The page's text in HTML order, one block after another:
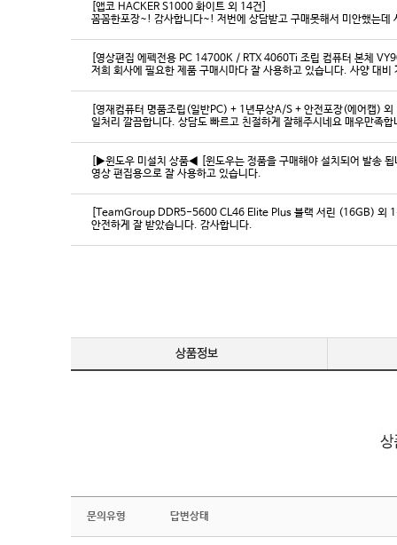
[앱코 HACKER S1000 화이트 외 14건]
꼼꼼한포장~! 감사합니다~! 저번에 상담받고 구매못해서 미안했는
[영상편집 에펙전용 PC 14700K / RTX 4060Ti 조립 컴퓨터 본체
[영재컴퓨터 명품조립(일반PC) + 1년무상A/S + 안전포장(에어캡)
일처리 깔끔합니다. 상담도 빠르고 친절하게 잘해주시네요 매우만족
[▶윈도우 미설치 상품◀ [윈도우는 정품을 구매해야 설치되어 발송
영상 편집용으로 잘 사용하고 있습니다.
[TeamGroup DDR5-5600 CL46 Elite Plus 블랙 서린 (16GB) 외
안전하게 잘 받았습니다. 감사합니다.
문의유형 답변상태